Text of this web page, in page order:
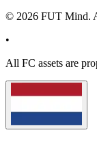
© 2026 FUT Mind.
•
All FC assets are